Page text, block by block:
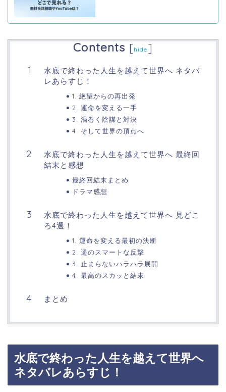
Contents [hide ]
水底で終わった人生を越えて世界へ ネタバ
レあらすじ！
1. 絶望からの再出発
2. 運命を変える一手
3. 渦巻く陰謀と対決
4. そして世界の頂点へ
水底で終わった人生を越えて世界へ 最終回
結末と感想
最終回結末まとめ
ドラマ感想
水底で終わった人生を越えて世界へ 見どこ
ろ4選！
1. 運命を変える最初の決断
2. 遥のスマートな反撃
3. 止まらないハラハラ展開
4. 最高のスカッと結末
まとめ
水底で終わった人生を越えて世界へ
ネタバレあらすじ！